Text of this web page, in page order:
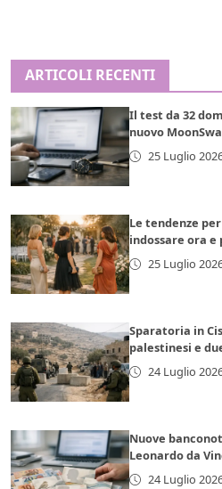
ARTICOLI RECENTI
Il test da 32
nuovo
25 Luglio
Le tendenze
indossare ora
25 Luglio
Sparatoria in
palestinesi e
24 Luglio
Nuove
Leonardo da
24 Luglio